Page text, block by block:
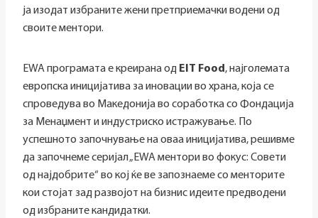
ја изодат избраните жени претприемачки водени од
своите ментори.
EWA програмата е креирана од EIT Food , најголемата
европска иницијатива за иновации во храна, која се
спроведува во Македонија во соработка со Фондација
за Менаџмент и индустриско истражување. По
успешното започнување на оваа иницијатива, решивме
да започнеме серијал „EWA ментори во фокус: Совети
од најдобрите“ во кој ќе ве запознаеме со менторите
кои стојат зад развојот на бизнис идеите предводени
од избраните кандидатки.